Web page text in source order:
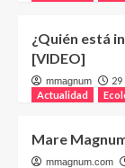
¿Quién está
[VIDEO]
mmagnum
Actualidad
Mare
mmagnum.com